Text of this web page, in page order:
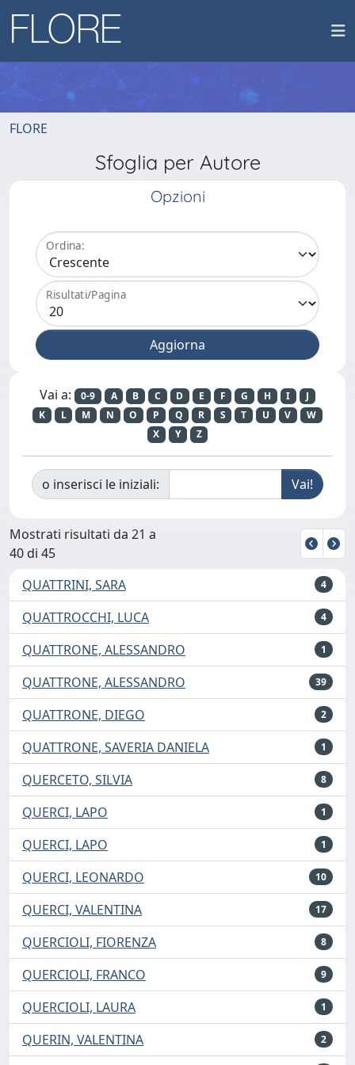
FLORE
Sfoglia per Autore
Opzioni
Ordina:
Risultati/Pagina
Vai a: 0-9 A B C D E F G H I
J
K
L M N O P Q R S T U V
W
X
Y Z
o inserisci le iniziali:
Mostrati risultati da 21 a
40 di 45
QUATTRINI, SARA
4
QUATTROCCHI, LUCA 4
QUATTRONE, ALESSANDRO 1
QUATTRONE, ALESSANDRO 39
QUATTRONE, DIEGO 2
QUATTRONE, SAVERIA DANIELA 1
QUERCETO, SILVIA 8
QUERCI, LAPO 1
QUERCI, LAPO 1
QUERCI, LEONARDO 10
QUERCI, VALENTINA 17
QUERCIOLI, FIORENZA 8
QUERCIOLI, FRANCO 9
QUERCIOLI, LAURA 1
QUERIN, VALENTINA 2